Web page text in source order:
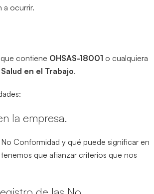
a ocurrir.
contiene OHSAS-18001 o cualquiera
en el Trabajo.
la empresa.
Conformidad y qué puede significar en
que afianzar criterios que nos